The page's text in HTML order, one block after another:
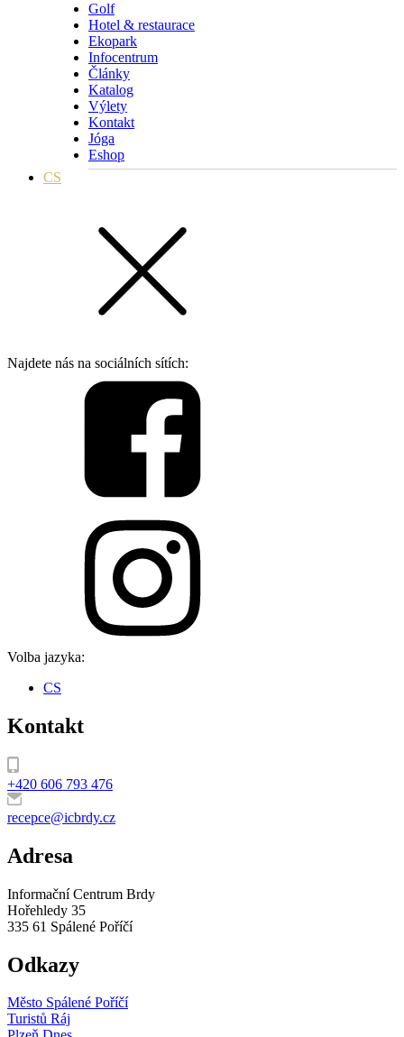
Golf
Hotel & restaurace
Ekopark
Infocentrum
Články
Katalog
Výlety
Kontakt
Jóga
Eshop
CS
Najdete nás na sociálních sítích:
Volba jazyka:
CS
Kontakt
+420 606 793 476
recepce@icbrdy.cz
Adresa
Informační Centrum Brdy
Hořehledy 35
335 61 Spálené Poříčí
Odkazy
Město Spálené Poříčí
Turistů Ráj